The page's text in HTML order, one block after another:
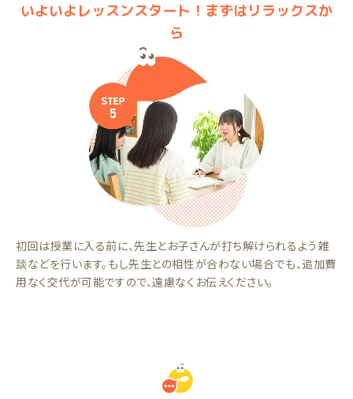
いよいよレッスンスタート！まずはリラックスか
ら
初回は授業に入る前に、先生とお子さんが打ち解けられるよう雑
談などを行います。もし先生との相性が合わない場合でも、追加費
用なく交代が可能ですので、遠慮なくお伝えください。